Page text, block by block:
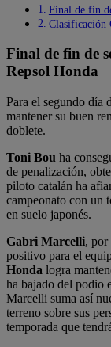
Final de fin
Clasificación
Final de fin de
Repsol Honda
Para el segundo día
mantener su buen
doblete.
Toni Bou ha
de penalización,
piloto catalán ha
campeonato con un
en suelo japonés.
Gabri Marcelli, por
positivo para el
Honda logra
ha bajado del podio
Marcelli suma así
terreno sobre sus
temporada que